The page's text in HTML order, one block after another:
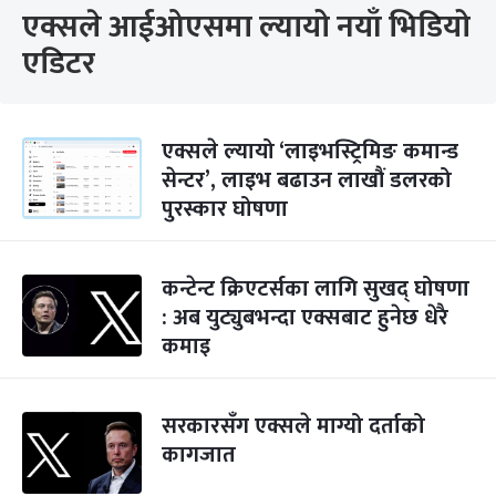
एक्सले आईओएसमा ल्यायो नयाँ भिडियो
एडिटर
एक्सले ल्यायो ‘लाइभस्ट्रिमिङ कमान्ड
सेन्टर’, लाइभ बढाउन लाखौं डलरको
पुरस्कार घोषणा
कन्टेन्ट क्रिएटर्सका लागि सुखद् घोषणा
: अब युट्युबभन्दा एक्सबाट हुनेछ धेरै
कमाइ
सरकारसँग एक्सले माग्यो दर्ताको
कागजात